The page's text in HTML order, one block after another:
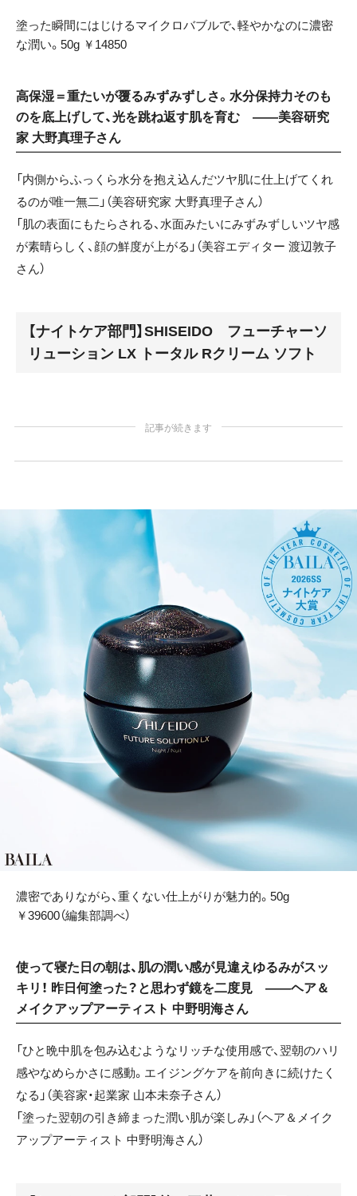
塗った瞬間にはじけるマイクロバブルで、軽やかなのに濃密
な潤い。50g ￥14850
高保湿＝重たいが覆るみずみずしさ。水分保持力そのも
のを底上げして、光を跳ね返す肌を育む ——美容研究
家 大野真理子さん
「内側からふっくら水分を抱え込んだツヤ肌に仕上げてくれ
るのが唯一無二」（美容研究家 大野真理子さん）
「肌の表面にもたらされる、水面みたいにみずみずしいツヤ感
が素晴らしく、顔の鮮度が上がる」（美容エディター 渡辺敦子
さん）
【ナイトケア部門】SHISEIDO フューチャーソ
リューション LX トータル Rクリーム ソフト
記事が続きます
濃密でありながら、重くない仕上がりが魅力的。50g
￥39600（編集部調べ）
使って寝た日の朝は、肌の潤い感が見違えゆるみがスッ
キリ！ 昨日何塗った？と思わず鏡を二度見 ——ヘア＆
メイクアップアーティスト 中野明海さん
「ひと晩中肌を包み込むようなリッチな使用感で、翌朝のハリ
感やなめらかさに感動。エイジングケアを前向きに続けたく
なる」（美容家・起業家 山本未奈子さん）
「塗った翌朝の引き締まった潤い肌が楽しみ」（ヘア＆メイク
アップアーティスト 中野明海さん）